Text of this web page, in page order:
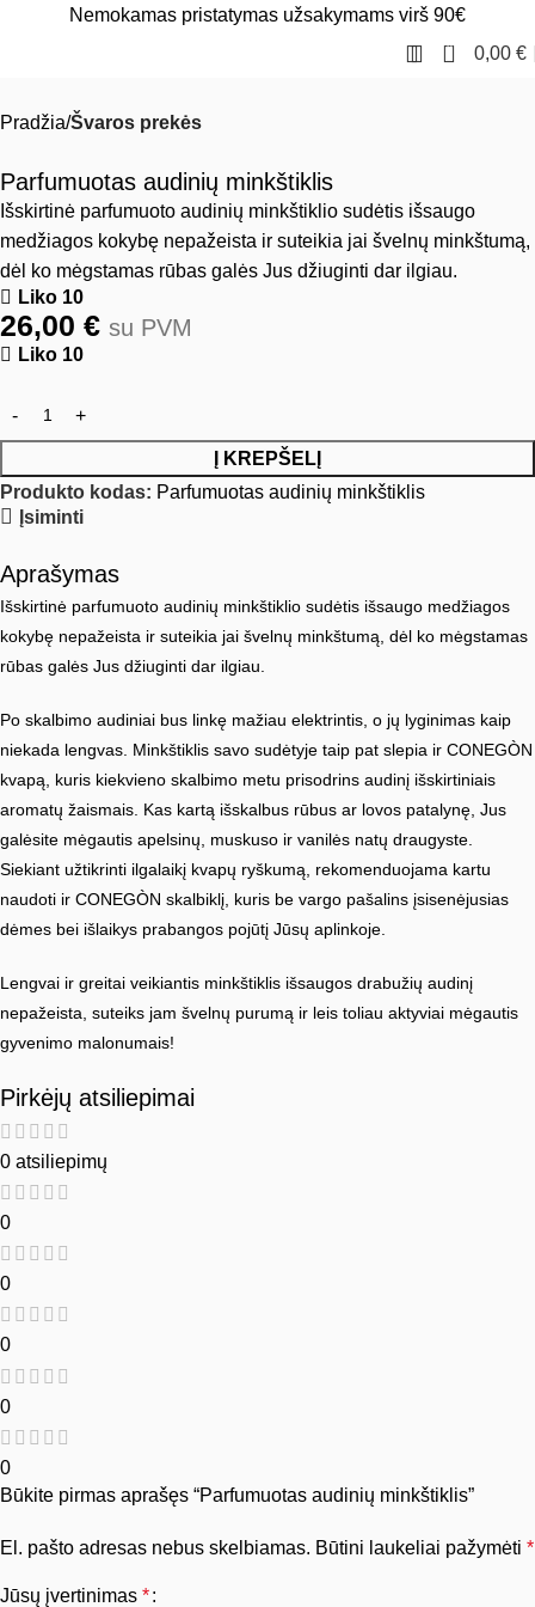
Nemokamas pristatymas užsakymams virš 90€
0 0,00 €
Pradžia Švaros prekės
Parfumuotas audinių minkštiklis
Išskirtinė parfumuoto audinių minkštiklio sudėtis išsaugo
medžiagos kokybę nepažeista ir suteikia jai švelnų minkštumą,
dėl ko mėgstamas rūbas galės Jus džiuginti dar ilgiau.
Liko 10
26,00 € su PVM
Liko 10
Į KREPŠELĮ
Produkto kodas: Parfumuotas audinių minkštiklis
Įsiminti
Aprašymas
Išskirtinė parfumuoto audinių minkštiklio sudėtis išsaugo medžiagos
kokybę nepažeista ir suteikia jai švelnų minkštumą, dėl ko mėgstamas
rūbas galės Jus džiuginti dar ilgiau.
Po skalbimo audiniai bus linkę mažiau elektrintis, o jų lyginimas kaip
niekada lengvas. Minkštiklis savo sudėtyje taip pat slepia ir CONEGÒN
kvapą, kuris kiekvieno skalbimo metu prisodrins audinį išskirtiniais
aromatų žaismais. Kas kartą išskalbus rūbus ar lovos patalynę, Jus
galėsite mėgautis apelsinų, muskuso ir vanilės natų draugyste.
Siekiant užtikrinti ilgalaikį kvapų ryškumą, rekomenduojama kartu
naudoti ir CONEGÒN skalbiklį, kuris be vargo pašalins įsisenėjusias
dėmes bei išlaikys prabangos pojūtį Jūsų aplinkoje.
Lengvai ir greitai veikiantis minkštiklis išsaugos drabužių audinį
nepažeista, suteiks jam švelnų purumą ir leis toliau aktyviai mėgautis
gyvenimo malonumais!
Pirkėjų atsiliepimai
0 atsiliepimų
0
0
0
0
0
Būkite pirmas aprašęs “Parfumuotas audinių minkštiklis”
El. pašto adresas nebus skelbiamas. Būtini laukeliai pažymėti *
Jūsų įvertinimas *